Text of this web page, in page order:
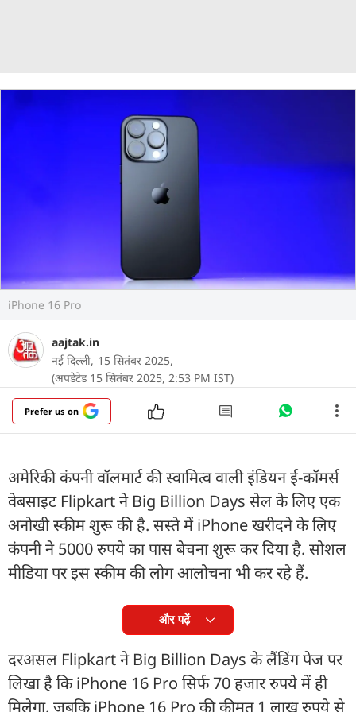
iPhone 16 Pro
aajtak.in
नई दिल्ली, 15 सितंबर 2025,
(अपडेटेड 15 सितंबर 2025, 2:53 PM IST)
Prefer us on
अमेरिकी कंपनी वॉलमार्ट की स्वामित्व वाली इंडियन ई-कॉमर्स
वेबसाइट Flipkart ने Big Billion Days सेल के लिए एक
अनोखी स्कीम शुरू की है. सस्ते में iPhone खरीदने के लिए
कंपनी ने 5000 रुपये का पास बेचना शुरू कर दिया है. सोशल
मीडिया पर इस स्कीम की लोग आलोचना भी कर रहे हैं.
और पढ़ें
दरअसल Flipkart ने Big Billion Days के लैंडिंग पेज पर
लिखा है कि iPhone 16 Pro सिर्फ 70 हजार रुपये में ही
मिलेगा. जबकि iPhone 16 Pro की कीमत 1 लाख रुपये से